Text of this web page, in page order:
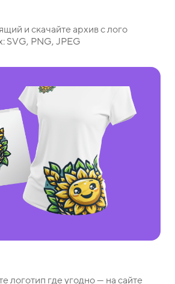
и скачайте архив с лого
SVG, PNG, JPEG
логотип где угодно — на сайте